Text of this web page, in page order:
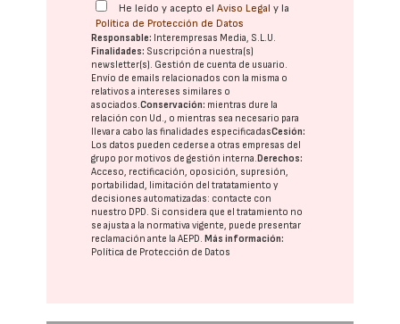
He leído y acepto elAviso Legal y la
Política de Protección de Datos
Responsable: Interempresas Media, S.L.U.
Finalidades: Suscripción a nuestra(s)
newsletter(s). Gestión de cuenta de usuario.
Envío de emails relacionados con la misma o
relativos a intereses similares o
asociados.Conservación: mientras dure la
relación con Ud., o mientras sea necesario para
llevar a cabo las finalidades especificadasCesión:
Los datos pueden cederse a otras empresas del
grupo por motivos de gestión interna.Derechos:
Acceso, rectificación, oposición, supresión,
portabilidad, limitación del tratatamiento y
decisiones automatizadas: contacte con
nuestro DPD. Si considera que el tratamiento no
se ajusta a la normativa vigente, puede presentar
reclamación ante laAEPD.Más información:
Política de Protección de Datos